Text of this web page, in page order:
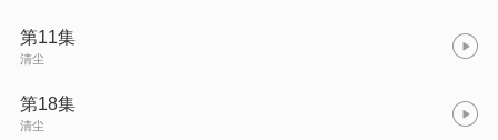
第11集
清尘
第18集
清尘